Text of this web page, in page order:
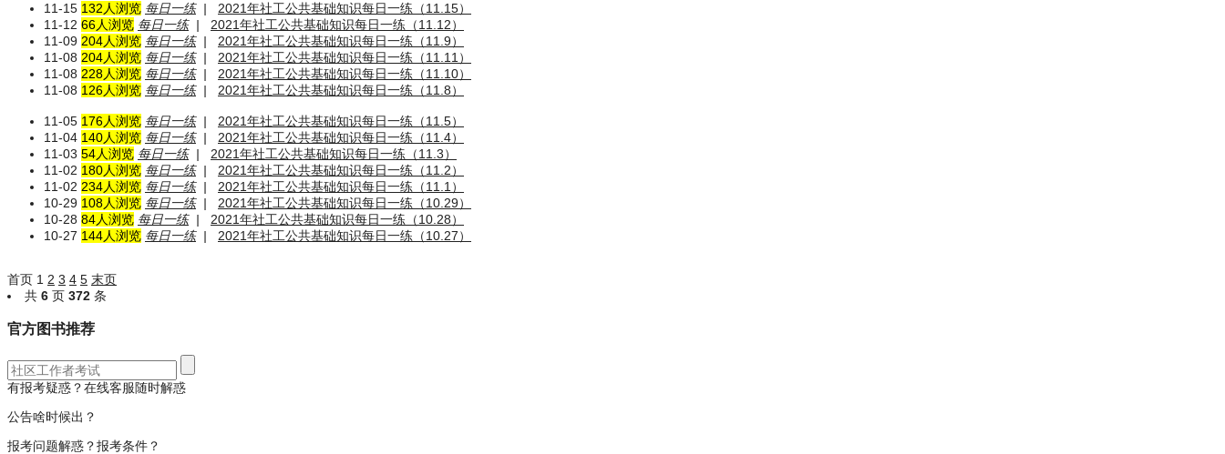
11-15 132人浏览 每日一练|
2021年社工公共基础知识每日一练（11.15）
11-12 66人浏览 每日一练|
2021年社工公共基础知识每日一练（11.12）
11-09 204人浏览 每日一练|
2021年社工公共基础知识每日一练（11.9）
11-08 204人浏览 每日一练|
2021年社工公共基础知识每日一练（11.11）
11-08 228人浏览 每日一练|
2021年社工公共基础知识每日一练（11.10）
11-08 126人浏览 每日一练| 2021年社工公共基础知识每日一练（11.8）
11-05 176人浏览 每日一练|
2021年社工公共基础知识每日一练（11.5）
11-04 140人浏览 每日一练|
2021年社工公共基础知识每日一练（11.4）
11-03 54人浏览 每日一练|
2021年社工公共基础知识每日一练（11.3）
11-02 180人浏览 每日一练|
2021年社工公共基础知识每日一练（11.2）
11-02 234人浏览 每日一练|
2021年社工公共基础知识每日一练（11.1）
10-29 108人浏览 每日一练|
2021年社工公共基础知识每日一练（10.29）
10-28 84人浏览 每日一练|
2021年社工公共基础知识每日一练（10.28）
10-27 144人浏览 每日一练| 2021年社工公共基础知识每日一练（10.27）
首页 1 2 3 4 5 末页
共 6 页 372 条
官方图书推荐
有报考疑惑？在线客服随时解惑
公告啥时候出？
报考问题解惑？报考条件？